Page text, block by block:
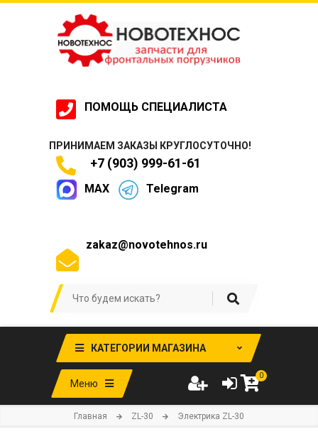
ПОМОЩЬ СПЕЦИАЛИСТА
ПРИНИМАЕМ ЗАКАЗЫ КРУГЛОСУТОЧНО!
+7 (903) 999-61-61
MAX Telegram
zakaz@novotehnos.ru
КАТЕГОРИИ МАГАЗИНА
Меню
0
Главная ZL-30 Электрика ZL-30